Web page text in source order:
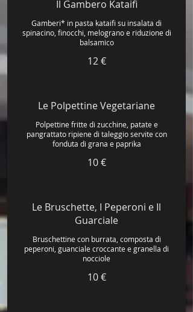
Il Gambero Kataifi
Gamberi* in pasta kataifi su insalata di
spinacino, finocchi, melograno e riduzione di
balsamico
12 €
Le Polpettine Vegetariane
Polpettine fritte di zucchine, patate e
pangrattato ripiene di taleggio servite con
fonduta di grana e paprika
10 €
Le Bruschette, I Peperoni e Il
Guarciale
Bruschettine con burrata, composta di
peperoni, guanciale croccante e granella di
nocciole
10 €